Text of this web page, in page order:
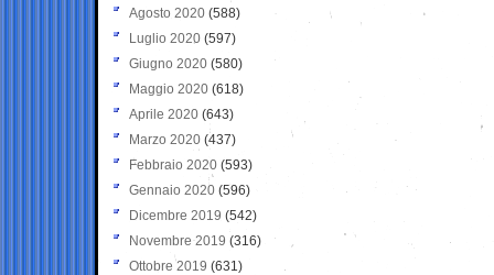
Agosto 2020 (588)
Luglio 2020 (597)
Giugno 2020 (580)
Maggio 2020 (618)
Aprile 2020 (643)
Marzo 2020 (437)
Febbraio 2020 (593)
Gennaio 2020 (596)
Dicembre 2019 (542)
Novembre 2019 (316)
Ottobre 2019 (631)